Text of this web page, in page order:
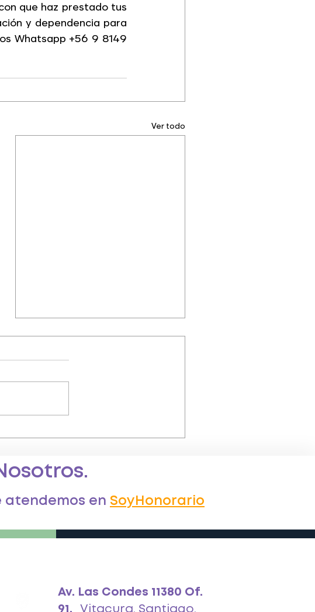
que haz prestado tus
y dependencia para
Whatsapp +56 9 8149
Ver todo
atendemos en SoyHonorario
Av. Las Condes 11380 Of.
91.
Vitacura, Santiago,